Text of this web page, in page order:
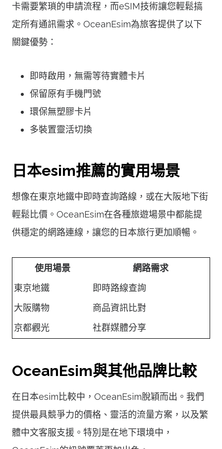
卡需要繁瑣的申請流程，而eSIM技術讓您輕鬆搞
定所有通訊需求。OceanEsim為旅客提供了以下
關鍵優勢：
即時啟用，無需等待實體卡片
保留原有手機門號
環保無塑膠卡片
多裝置靈活切換
日本esim推薦的實用場景
想像在東京地鐵中即時查詢路線，或在大阪地下街
輕鬆比價。OceanEsim在各種旅遊場景中都能提
供穩定的網路連線，讓您的日本旅行更加順暢。
使用場景
網路需求
東京地鐵
即時路線查詢
大阪購物
商品資訊比對
京都觀光
社群媒體分享
OceanEsim與其他品牌比較
在日本esim比較中，OceanEsim脫穎而出。我們
提供最具競爭力的價格、靈活的流量方案，以及繁
體中文客服支援。特別是在地下環境中，